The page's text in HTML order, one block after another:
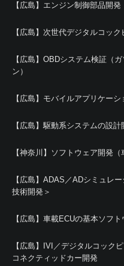
【広島】エンジン制御部品開発
【広島】次世代デジタルコッ
【広島】OBDシステム検証（
ン）
【広島】モバイルアプリケー
【広島】駆動系システムの設計
【神奈川】ソフトウェア開発
【広島】ADAS／ADシミュレ
技術開発＞
【広島】車載ECUの基本ソフ
【広島】IVI／デジタルコック
コネクティッドカー開発